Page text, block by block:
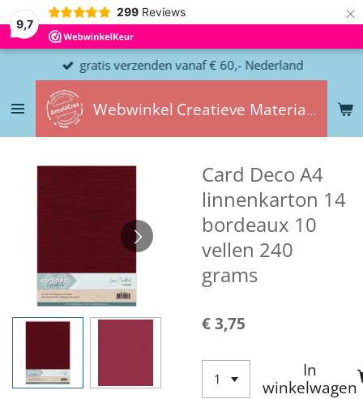
9,7
299 Reviews ×
Webwinkel Creatieve Materialen
gratis verzenden vanaf € 60,- Nederland
Card Deco A4
linnenkarton 14
bordeaux 10
vellen 240
grams
€ 3,75
In
winkelwagen